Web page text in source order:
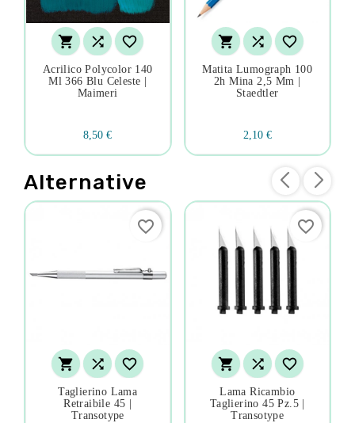
  
Acrilico Polycolor 140
Ml 366 Blu Celeste |
Maimeri
8,50 €
  
Matita Lumograph 100
2h Mina 2,5 Mm |
Staedtler
2,10 €
Alternative
  
Taglierino Lama
Retraibile 45 |
Transotype
favorite_border
  
Lama Ricambio
Taglierino 45 Pz.5 |
Transotype
favorite_border